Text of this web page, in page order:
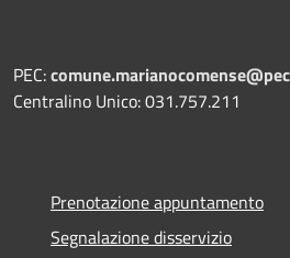
PEC:
Centralino Unico: 031.757.211
Prenotazione appuntamento
Segnalazione disservizio